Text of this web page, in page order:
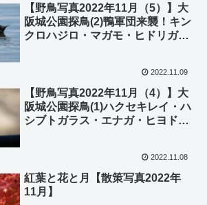
【野鳥写真2022年11月（5）】大
阪城公園探鳥(2)鴨軍団来襲！キン
クロハジロ・マガモ・ヒドリガ
2022.11.09
【野鳥写真2022年11月（4）】大
阪城公園探鳥(1)ハクセキレイ・ハ
シブトガラス・エナガ・ヒヨド
2022.11.08
紅葉と花と月【散策写真2022年
11月】